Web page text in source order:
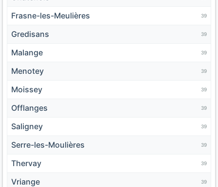
Frasne-les-Meulières 39
Gredisans 39
Malange 39
Menotey 39
Moissey 39
Offlanges 39
Saligney 39
Serre-les-Moulières 39
Thervay 39
Vriange 39